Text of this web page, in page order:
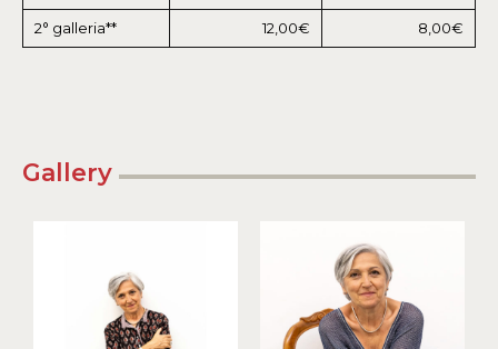
2° galleria** 12,00€ 8,00€
Gallery